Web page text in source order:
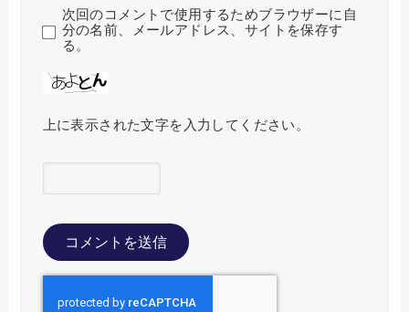
次回のコメントで使用するためブラウザーに自
分の名前、メールアドレス、サイトを保存す
る。
上に表示された文字を入力してください。